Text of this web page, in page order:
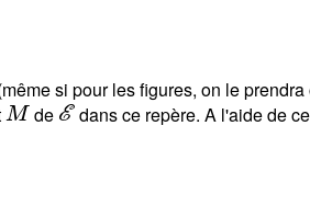
si pour les figures, on le
M
de
ℰ
dans ce repère. A l'aide de